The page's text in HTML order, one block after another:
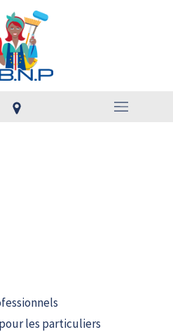
les particuliers